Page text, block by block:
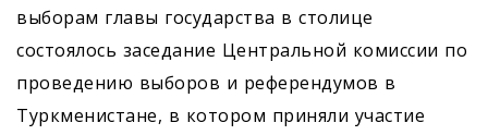
выборам главы государства в столице
состоялось заседание Центральной комиссии по
проведению выборов и референдумов в
Туркменистане, в котором приняли участие